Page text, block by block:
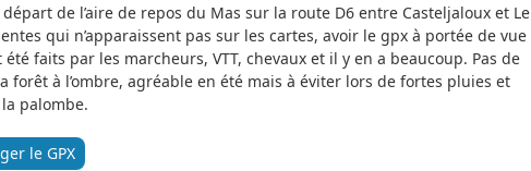
de l’aire de repos du Mas sur la route D6 entre Casteljaloux et Le
qui n’apparaissent pas sur les cartes, avoir le gpx à portée de vue
faits par les marcheurs, VTT, chevaux et il y en a beaucoup. Pas de
forêt à l’ombre, agréable en été mais à éviter lors de fortes pluies et
palombe.
le GPX